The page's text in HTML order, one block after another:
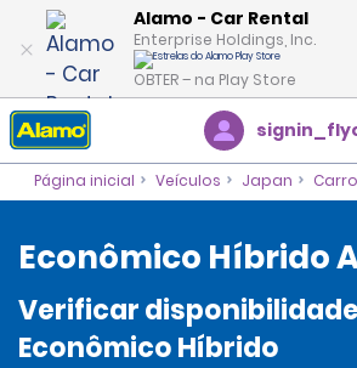
Alamo - Car Rental
Enterprise Holdings, Inc.
OBTER – na Play Store
Página inicial Veículos Japan
Econômico Híbrido
Verificar
Econômico Híbrido